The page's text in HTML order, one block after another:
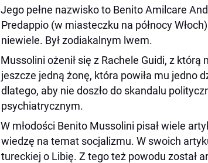
Jego pełne nazwisko to Benito Amilcare
Predappio (w miasteczku na północy
niewiele. Był zodiakalnym lwem.
Mussolini ożenił się z Rachele Guidi, z którą
jeszcze jedną żonę, która powiła mu jedno
dlatego, aby nie doszło do skandalu
psychiatrycznym.
W młodości Benito Mussolini pisał wiele
wiedzę na temat socjalizmu. W swoich
tureckiej o Libię. Z tego też powodu został